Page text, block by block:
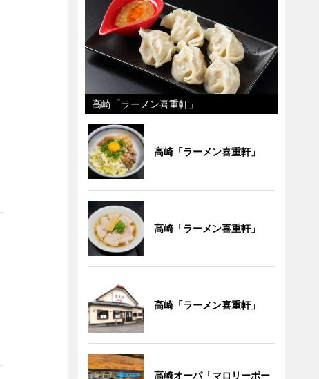
高崎「ラーメン喜重軒」
高崎「ラーメン喜重軒」
高崎「ラーメン喜重軒」
高崎「ラーメン喜重軒」
高崎オーパ「マロリーポー